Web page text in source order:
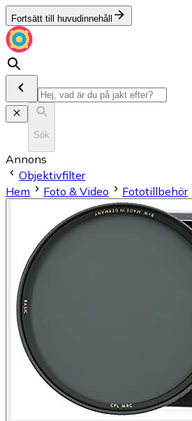
Fortsätt till huvudinnehåll
Sök
Annons
Objektivfilter
Hem
Foto & Video Fototillbehör